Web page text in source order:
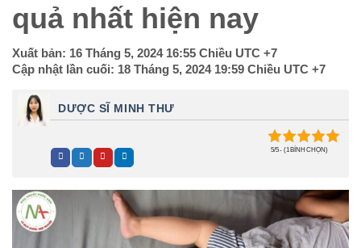
quả nhất hiện nay
Xuất bản: 16 Tháng 5, 2024 16:55 Chiều UTC +7
Cập nhật lần cuối: 18 Tháng 5, 2024 19:59 Chiều UTC +7
DƯỢC SĨ MINH THƯ
5/5 - (1 BÌNH CHỌN)